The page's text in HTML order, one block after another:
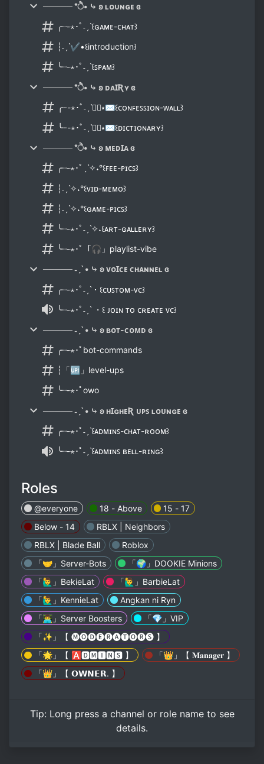
───── *ੈ• ⤷ ʚ ʟᴏᴜɴɢᴇ ɞ
╭┈-⋆･ﾟ˗ˏˋ꒰ɢᴀᴍᴇ-ᴄʜᴀᴛ꒱
┆˗ˏˋ✔•꒰introduction꒱
╰┈-⋆･ﾟ˗ˏˋ꒰ꜱᴘᴀᴍ꒱
───── *ੈ• ⤷ ʚ ᴅᴀꞮƦʏ ɞ
╭┈-⋆･ﾟ˗ˏˋ٠࣪⭑✉꒰ᴄᴏɴꜰᴇꜱꜱɪᴏɴ-ᴡᴀʟʟ꒱
╰┈-⋆･ﾟ˗ˏˋ٠࣪⭑✉꒰ᴅɪᴄᴛɪᴏɴᴀʀʏ꒱
───── *ੈ• ⤷ ʚ ᴍᴇᴅꞮᴀ ɞ
╭┈-⋆･ﾟˏˋ✧˖°꒰ꜰᴇᴇ-ᴘɪᴄꜱ꒱
┆˗ˏˋ✧˖°꒰ᴠɪᴅ-ᴍᴇᴍᴏ꒱
┆˗ˏˋ✧˖°꒰ɢᴀᴍᴇ-ᴘɪᴄꜱ꒱
╰┈-⋆･ﾟ˗ˏˋ✧˖꒰ᴀʀᴛ-ɢᴀʟʟᴇʀʏ꒱
╰┈-⋆･ﾟ「🎧」playlist-vibe
───── ˗ˏˋ • ⤷ ʚ ᴠᴏꞮᴄᴇ ᴄʜᴀɴɴᴇʟ ɞ
╭┈-⋆･ﾟ˗ˏˋ・꒰ᴄᴜꜱᴛᴏᴍ-ᴠᴄ꒱
╰┈-⋆･ﾟ˗ˏˋ ・꒰ ᴊᴏɪɴ ᴛᴏ ᴄʀᴇᴀᴛᴇ ᴠᴄ꒱
───── ˗ˏˋ • ⤷ ʚ ʙᴏᴛ-ᴄᴏᴍᴅ ɞ
╭┈-⋆･ﾟbot-commands
┆「🆙」level-ups
╰┈-⋆･ﾟowo
───── ˗ˏˋ • ⤷ ʚ ʜꞮɢʜᴇƦ ᴜᴘꜱ ʟᴏᴜɴɢᴇ ɞ
╭┈-⋆･ﾟ˗ˏˋ꒰ᴀᴅᴍɪɴꜱ-ᴄʜᴀᴛ-ʀᴏᴏᴍ꒱
╰┈-⋆･ﾟ˗ˏˋ꒰ᴀᴅᴍɪɴꜱ ʙᴇʟʟ-ʀɪɴɢ꒱
Roles
@everyone 18 - Above
15 - 17
Below - 14
RBLX | Neighbors
RBLX | Blade Ball
Roblox
「🤝」Server-Bots
「🌍」DOOKIE Minions
「🙋‍♂️」BekieLat
「🙋‍♂️」BarbieLat
「🙋‍♂️」KennieLat
Angkan ni Ryn
「👨‍💻」Server Boosters
「💎」VIP
「✨️」【 🅜🅞🅓🅔🅡🅐🅣🅞🅡🅢 】
「🌟」【 🅰🅳🅼🅸🅽🆂 】
「👑」【 𝐌𝐚𝐧𝐚𝐠𝐞𝐫 】
「👑」【 𝗢𝗪𝗡𝗘𝗥. 】
Tip: Long pressa channel or role name to see
details.